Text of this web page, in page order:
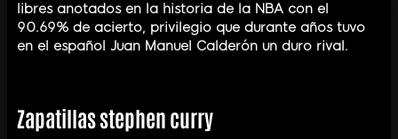
libres anotados en la historia de la NBA con el
90.69% de acierto, privilegio que durante años tuvo
en el español Juan Manuel Calderón un duro rival.
Zapatillas stephen curry